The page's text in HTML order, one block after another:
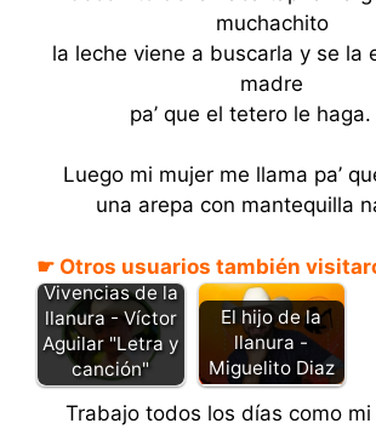
muchachito
la leche viene a buscarla y se la
madre
pa’ que el tetero le haga.
Luego mi mujer me llama pa’
una arepa con mantequilla
☛ Otros usuarios también
Vivencias de la
llanura - Víctor
Aguilar "Letra y
canción"
El hijo de la
llanura -
Miguelito Diaz
Trabajo todos los días como mi